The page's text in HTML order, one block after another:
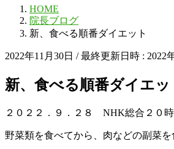
HOME
院長ブログ
新、食べる順番ダイエット
2022年11月30日 / 最終更新日時 : 2022
新、食べる順番ダイエッ
２０２２．９．２８ NHK総合２０
野菜類を食べてから、肉などの副菜